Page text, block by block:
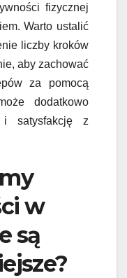
fizycznej
Warto ustalić
liczby kroków
aby zachować
za pomocą
dodatkowo
i satysfakcję z
w
są